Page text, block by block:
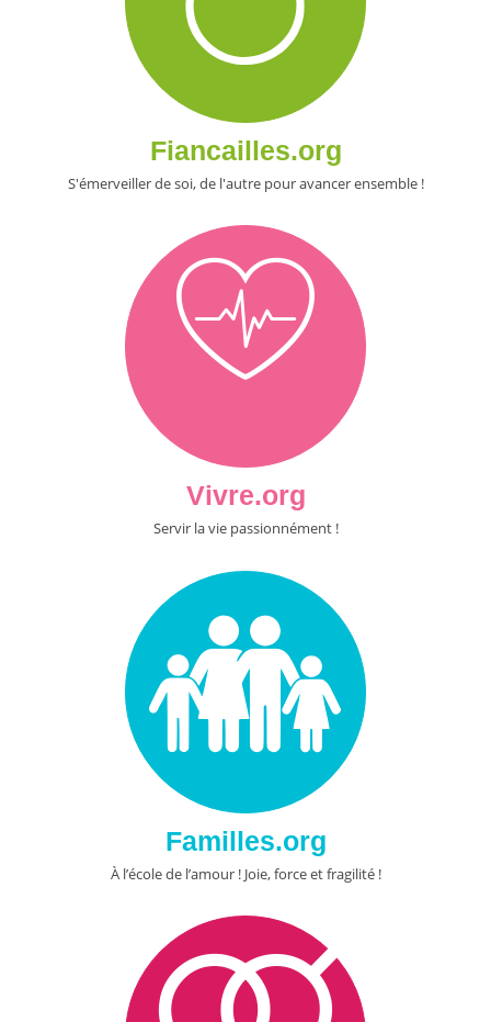
Fiancailles.org
S'émerveiller de soi, de l'autre pour avancer ensemble !
Vivre.org
Servir la vie passionnément !
Familles.org
À l’école de l’amour ! Joie, force et fragilité !